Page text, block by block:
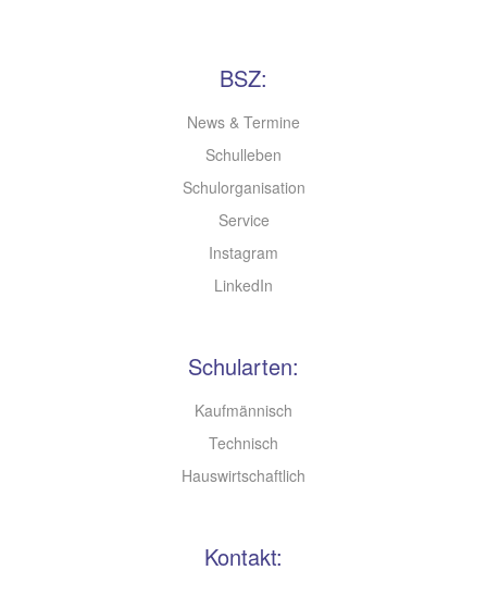
BSZ:
News & Termine
Schulleben
Schulorganisation
Service
Instagram
LinkedIn
Schularten:
Kaufmännisch
Technisch
Hauswirtschaftlich
Kontakt: